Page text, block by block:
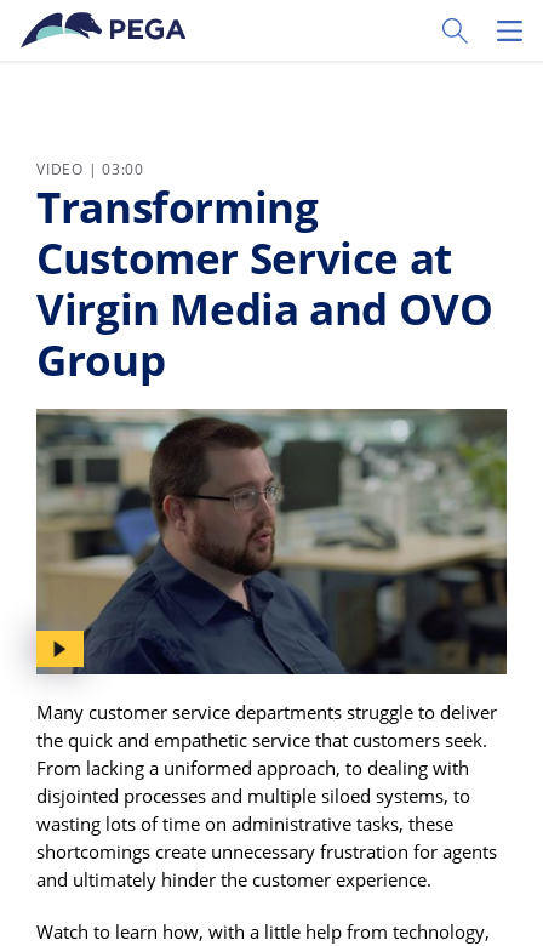
Ir al contenido principal
Toggle
VIDEO | 03:00
Transforming
Customer Service at
Virgin Media and OVO
Group
Many customer service departments struggle to deliver
the quick and empathetic service that customers seek.
From lacking a uniformed approach, to dealing with
disjointed processes and multiple siloed systems, to
wasting lots of time on administrative tasks, these
shortcomings create unnecessary frustration for agents
and ultimately hinder the customer experience.
Watch to learn how, with a little help from technology,